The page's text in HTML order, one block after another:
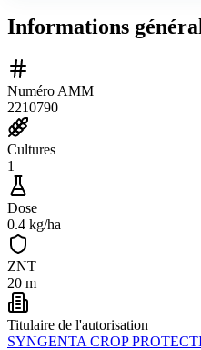
Informations
Numéro AMM
2210790
Cultures
1
Dose
0.4 kg/ha
ZNT
20 m
Titulaire de l'autorisation
SYNGENTA CROP